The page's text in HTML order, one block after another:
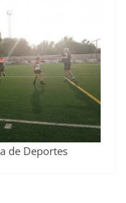
de Deportes